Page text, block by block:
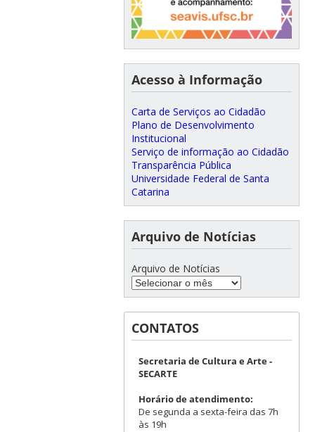
Acesso à Informação
Carta de Serviços ao Cidadão
Plano de Desenvolvimento
Institucional
Serviço de informação ao Cidadão
Transparência Pública
Universidade Federal de Santa
Catarina
Arquivo de Notícias
Arquivo de Notícias
CONTATOS
Secretaria de Cultura e Arte -
SECARTE
Horário de atendimento:
De segunda a sexta-feira das 7h
às 19h